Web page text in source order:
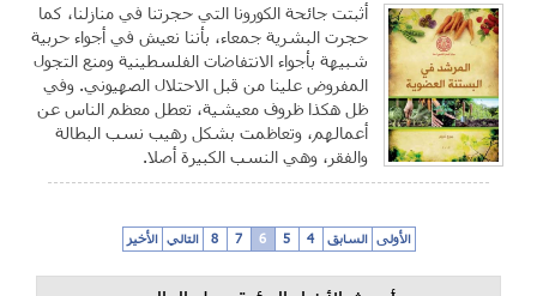
أثبتت جائحة الكورونا التي حجرتنا في منازلنا، كما
حجرت البشرية جمعاء، بأننا نعيش في أجواء حربية
شبيهة بأجواء الانتفاضات الفلسطينية ومنع التجول
المفروض علينا من قبل الاحتلال الصهيوني. وفي
ظل هكذا ظروف معيشية، تعطل معظم الناس عن
أعمالهم، وتعاظمت بشكل رهيب نسب البطالة
والفقر، وهي النسب الكبيرة أصلا.
الأولى السابق 4
5
6
7
8 التالي الأخير